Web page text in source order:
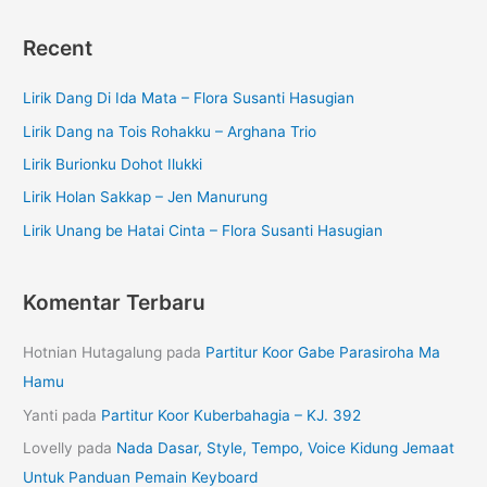
Recent
Lirik Dang Di Ida Mata – Flora Susanti Hasugian
Lirik Dang na Tois Rohakku – Arghana Trio
Lirik Burionku Dohot Ilukki
Lirik Holan Sakkap – Jen Manurung
Lirik Unang be Hatai Cinta – Flora Susanti Hasugian
Komentar Terbaru
Hotnian Hutagalung pada Partitur Koor Gabe Parasiroha Ma
Hamu
Yanti pada Partitur Koor Kuberbahagia – KJ. 392
Lovelly pada Nada Dasar, Style, Tempo, Voice Kidung Jemaat
Untuk Panduan Pemain Keyboard